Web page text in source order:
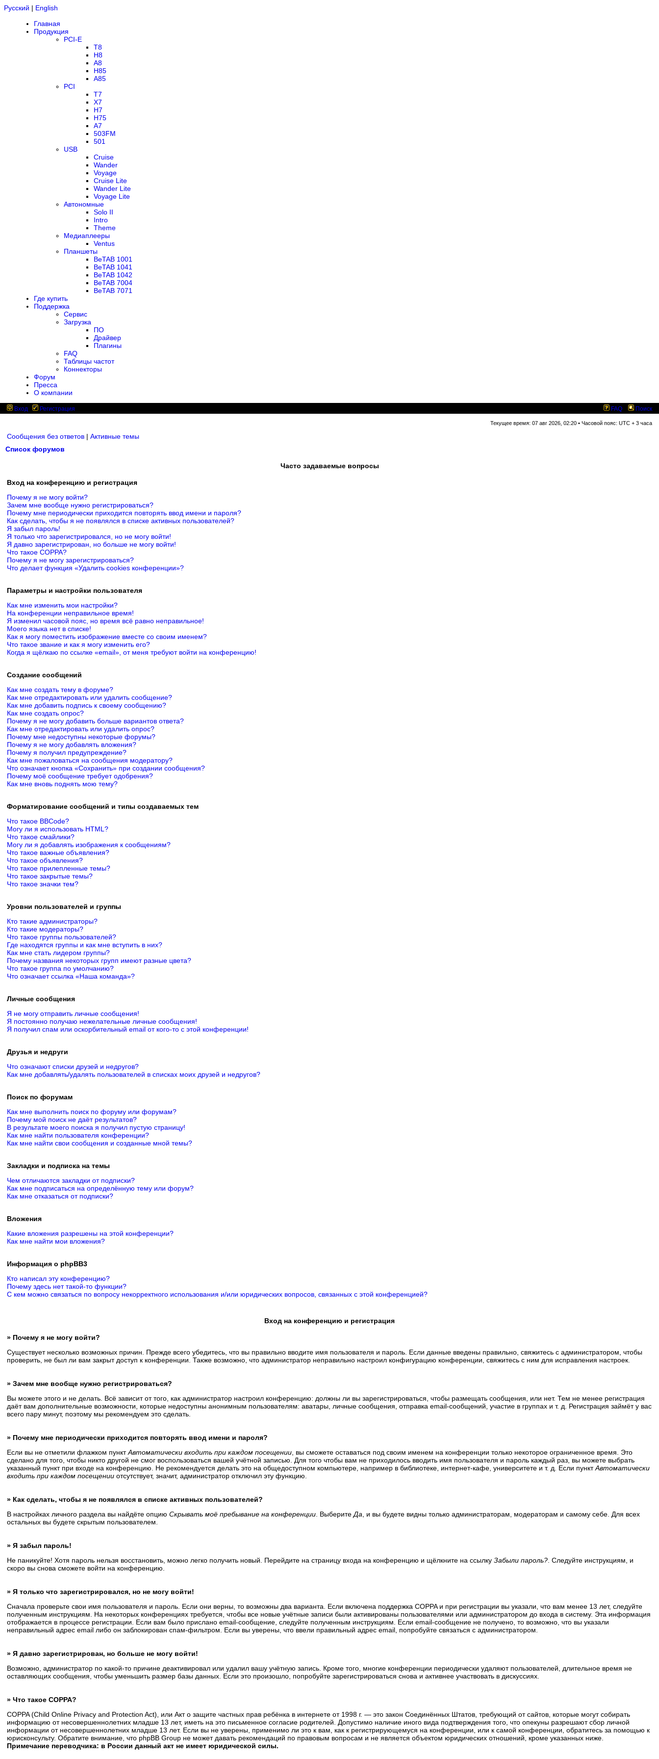
Русский | English
Главная
Продукция
PCI-E
T8
H8
A8
H85
A85
PCI
T7
X7
H7
H75
A7
503FM
501
USB
Cruise
Wander
Voyage
Cruise Lite
Wander Lite
Voyage Lite
Автономные
Solo II
Intro
Theme
Медиаплееры
Ventus
Планшеты
BeTAB 1001
BeTAB 1041
BeTAB 1042
BeTAB 7004
BeTAB 7071
Где купить
Поддержка
Сервис
Загрузка
ПО
Драйвер
Плагины
FAQ
Таблицы частот
Коннекторы
Форум
Пресса
О компании
Вход Регистрация FAQ Поиск
Текущее время: 07 авг 2026, 02:20 • Часовой пояс: UTC + 3 часа
Сообщения без ответов | Активные темы
Список форумов
Часто задаваемые вопросы
Вход на конференцию и регистрация
Почему я не могу войти?
Зачем мне вообще нужно регистрироваться?
Почему мне периодически приходится повторять ввод имени и пароля?
Как сделать, чтобы я не появлялся в списке активных пользователей?
Я забыл пароль!
Я только что зарегистрировался, но не могу войти!
Я давно зарегистрирован, но больше не могу войти!
Что такое COPPA?
Почему я не могу зарегистрироваться?
Что делает функция «Удалить cookies конференции»?
Параметры и настройки пользователя
Как мне изменить мои настройки?
На конференции неправильное время!
Я изменил часовой пояс, но время всё равно неправильное!
Моего языка нет в списке!
Как я могу поместить изображение вместе со своим именем?
Что такое звание и как я могу изменить его?
Когда я щёлкаю по ссылке «email», от меня требуют войти на конференцию!
Создание сообщений
Как мне создать тему в форуме?
Как мне отредактировать или удалить сообщение?
Как мне добавить подпись к своему сообщению?
Как мне создать опрос?
Почему я не могу добавить больше вариантов ответа?
Как мне отредактировать или удалить опрос?
Почему мне недоступны некоторые форумы?
Почему я не могу добавлять вложения?
Почему я получил предупреждение?
Как мне пожаловаться на сообщения модератору?
Что означает кнопка «Сохранить» при создании сообщения?
Почему моё сообщение требует одобрения?
Как мне вновь поднять мою тему?
Форматирование сообщений и типы создаваемых тем
Что такое BBCode?
Могу ли я использовать HTML?
Что такое смайлики?
Могу ли я добавлять изображения к сообщениям?
Что такое важные объявления?
Что такое объявления?
Что такое прилепленные темы?
Что такое закрытые темы?
Что такое значки тем?
Уровни пользователей и группы
Кто такие администраторы?
Кто такие модераторы?
Что такое группы пользователей?
Где находятся группы и как мне вступить в них?
Как мне стать лидером группы?
Почему названия некоторых групп имеют разные цвета?
Что такое группа по умолчанию?
Что означает ссылка «Наша команда»?
Личные сообщения
Я не могу отправить личные сообщения!
Я постоянно получаю нежелательные личные сообщения!
Я получил спам или оскорбительный email от кого-то с этой конференции!
Друзья и недруги
Что означают списки друзей и недругов?
Как мне добавлять/удалять пользователей в списках моих друзей и недругов?
Поиск по форумам
Как мне выполнить поиск по форуму или форумам?
Почему мой поиск не даёт результатов?
В результате моего поиска я получил пустую страницу!
Как мне найти пользователя конференции?
Как мне найти свои сообщения и созданные мной темы?
Закладки и подписка на темы
Чем отличаются закладки от подписки?
Как мне подписаться на определённую тему или форум?
Как мне отказаться от подписки?
Вложения
Какие вложения разрешены на этой конференции?
Как мне найти мои вложения?
Информация о phpBB3
Кто написал эту конференцию?
Почему здесь нет такой-то функции?
С кем можно связаться по вопросу некорректного использования и/или юридических вопросов, связанных с этой конференцией?
Вход на конференцию и регистрация
» Почему я не могу войти?
Существует несколько возможных причин. Прежде всего убедитесь, что вы правильно вводите имя пользователя и пароль. Если данные введены правильно, свяжитесь с администратором, чтобы
проверить, не был ли вам закрыт доступ к конференции. Также возможно, что администратор неправильно настроил конфигурацию конференции, свяжитесь с ним для исправления настроек.
» Зачем мне вообще нужно регистрироваться?
Вы можете этого и не делать. Всё зависит от того, как администратор настроил конференцию: должны ли вы зарегистрироваться, чтобы размещать сообщения, или нет. Тем не менее регистрация
даёт вам дополнительные возможности, которые недоступны анонимным пользователям: аватары, личные сообщения, отправка email-сообщений, участие в группах и т. д. Регистрация займёт у вас
всего пару минут, поэтому мы рекомендуем это сделать.
» Почему мне периодически приходится повторять ввод имени и пароля?
Если вы не отметили флажком пунктАвтоматически входить при каждом посещении , вы сможете оставаться под своим именем на конференции только некоторое ограниченное время. Это
сделано для того, чтобы никто другой не смог воспользоваться вашей учётной записью. Для того чтобы вам не приходилось вводить имя пользователя и пароль каждый раз, вы можете выбрать
указанный пункт при входе на конференцию. Не рекомендуется делать это на общедоступном компьютере, например в библиотеке, интернет-кафе, университете и т. д. Если пунктАвтоматически
входить при каждом посещении отсутствует, значит, администратор отключил эту функцию.
» Как сделать, чтобы я не появлялся в списке активных пользователей?
В настройках личного раздела вы найдёте опцию Скрывать моё пребывание на конференции . Выберите Да , и вы будете видны только администраторам, модераторам и самому себе. Для всех
остальных вы будете скрытым пользователем.
» Я забыл пароль!
Не паникуйте! Хотя пароль нельзя восстановить, можно легко получить новый. Перейдите на страницу входа на конференцию и щёлкните на ссылку Забыли пароль? . Следуйте инструкциям, и
скоро вы снова сможете войти на конференцию.
» Я только что зарегистрировался, но не могу войти!
Сначала проверьте свои имя пользователя и пароль. Если они верны, то возможны два варианта. Если включена поддержка COPPA и при регистрации вы указали, что вам менее 13 лет, следуйте
полученным инструкциям. На некоторых конференциях требуется, чтобы все новые учётные записи были активированы пользователями или администратором до входа в систему. Эта информация
отображается в процессе регистрации. Если вам было прислано email-сообщение, следуйте полученным инструкциям. Если email-сообщение не получено, то возможно, что вы указали
неправильный адрес email либо он заблокирован спам-фильтром. Если вы уверены, что ввели правильный адрес email, попробуйте связаться с администратором.
» Я давно зарегистрирован, но больше не могу войти!
Возможно, администратор по какой-то причине деактивировал или удалил вашу учётную запись. Кроме того, многие конференции периодически удаляют пользователей, длительное время не
оставляющих сообщения, чтобы уменьшить размер базы данных. Если это произошло, попробуйте зарегистрироваться снова и активнее участвовать в дискуссиях.
» Что такое COPPA?
COPPA (Child Online Privacy and Protection Act), или Акт о защите частных прав ребёнка в интернете от 1998 г. — это закон Соединённых Штатов, требующий от сайтов, которые могут собирать
информацию от несовершеннолетних младше 13 лет, иметь на это письменное согласие родителей. Допустимо наличие иного вида подтверждения того, что опекуны разрешают сбор личной
информации от несовершеннолетних младше 13 лет. Если вы не уверены, применимо ли это к вам, как к регистрирующемуся на конференции, или к самой конференции, обратитесь за помощью к
юрисконсульту. Обратите внимание, что phpBB Group не может давать рекомендаций по правовым вопросам и не является объектом юридических отношений, кроме указанных ниже.
Примечание переводчика: в России данный акт не имеет юридической силы.